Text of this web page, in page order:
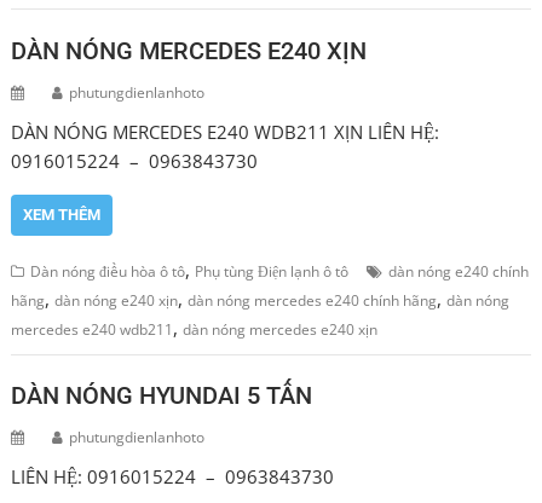
DÀN NÓNG MERCEDES E240 XỊN
phutungdienlanhoto
DÀN NÓNG MERCEDES E240 WDB211 XỊN LIÊN HỆ:
0916015224 – 0963843730
XEM THÊM
Dàn nóng điều hòa ô tô, Phụ tùng Điện lạnh ô tô
dàn nóng e240 chính
hãng,dàn nóng e240 xịn,dàn nóng mercedes e240 chính hãng,dàn nóng
mercedes e240 wdb211,dàn nóng mercedes e240 xịn
DÀN NÓNG HYUNDAI 5 TẤN
phutungdienlanhoto
LIÊN HỆ: 0916015224 – 0963843730